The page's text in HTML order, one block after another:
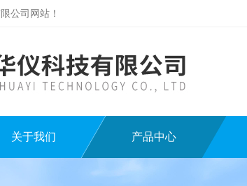
公司网站！
关于我们 产品中心